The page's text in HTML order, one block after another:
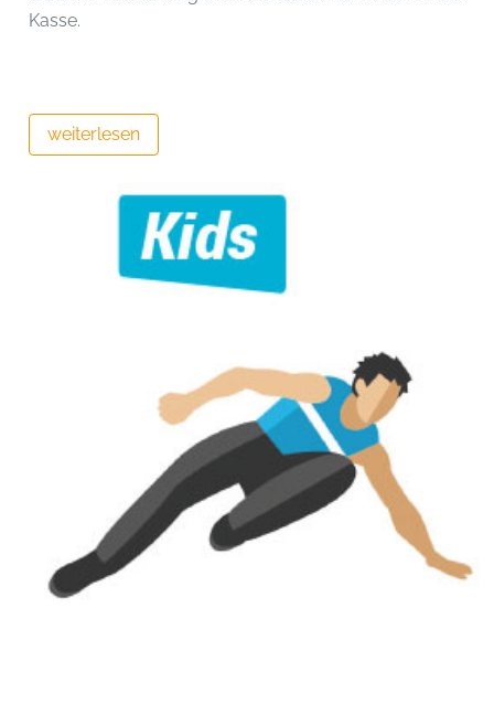
Kasse.
weiterlesen